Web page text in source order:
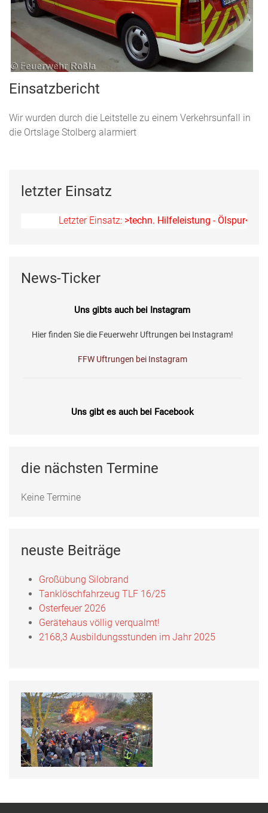
Einsatzbericht
Wir wurden durch die Leitstelle zu einem Verkehrsunfall in
die Ortslage Stolberg alarmiert
letzter Einsatz
Letzter Einsatz:>techn. Hilfeleistung - Ölspur<am
News-Ticker
Uns gibts auch bei Instagram
Hier finden Sie die Feuerwehr Uftrungen bei Instagram!
FFW Uftrungen bei Instagram
Uns gibt es auch bei Facebook
die nächsten Termine
Keine Termine
neuste Beiträge
Großübung Silobrand
Tanklöschfahrzeug TLF 16/25
Osterfeuer 2026
Gerätehaus völlig verqualmt!
2168,3 Ausbildungsstunden im Jahr 2025